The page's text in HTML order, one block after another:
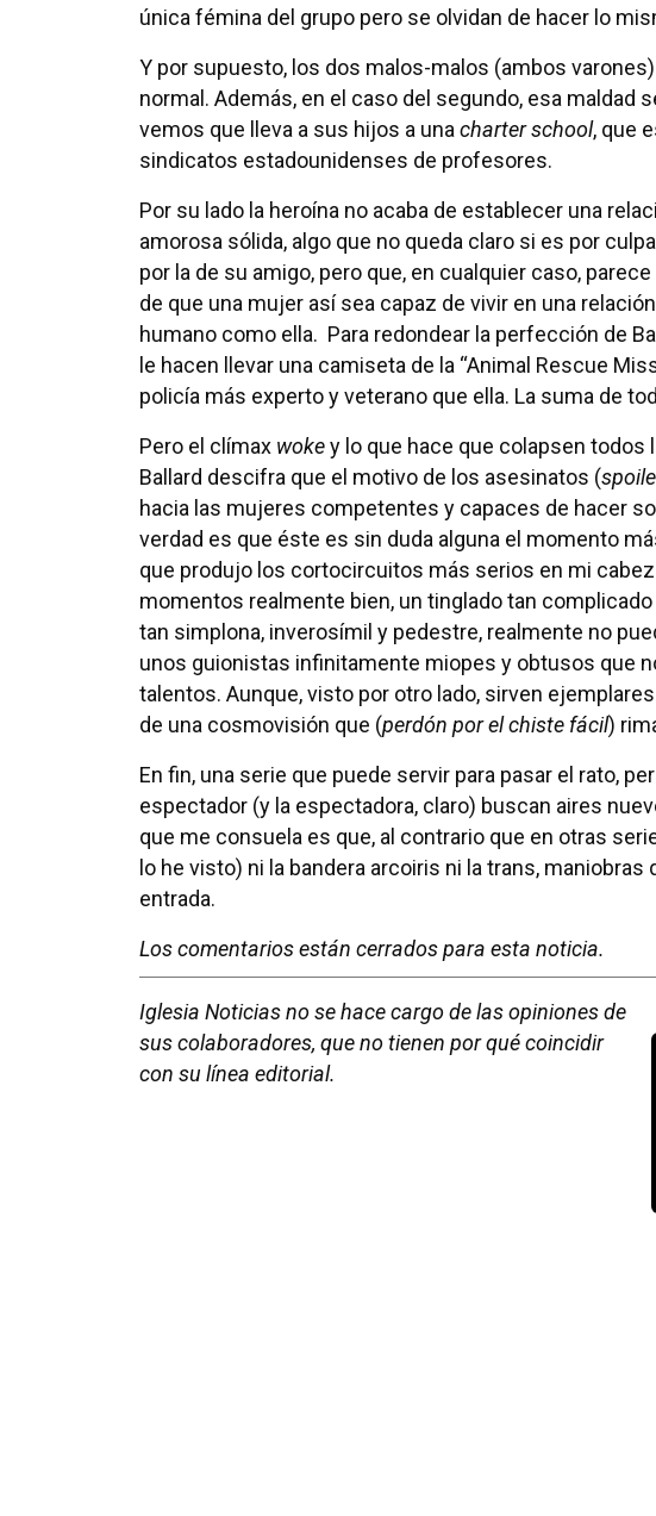
única fémina del grupo pero se olvidan de hacer lo
Y por supuesto, los dos malos-malos (ambos
normal. Además, en el caso del segundo, esa maldad
vemos que lleva a sus hijos a una charter school, que
sindicatos estadounidenses de profesores.
Por su lado la heroína no acaba de establecer una
amorosa sólida, algo que no queda claro si es por
por la de su amigo, pero que, en cualquier caso,
de que una mujer así sea capaz de vivir en una
humano como ella. Para redondear la perfección de
le hacen llevar una camiseta de la “Animal Rescue
policía más experto y veterano que ella. La suma de
Pero el clímax wokey lo que hace que colapsen
Ballard descifra que el motivo de los asesinatos (
hacia las mujeres competentes y capaces de hacer
verdad es que éste es sin duda alguna el momento
que produjo los cortocircuitos más serios en mi
momentos realmente bien, un tinglado tan
tan simplona, inverosímil y pedestre, realmente no
unos guionistas infinitamente miopes y obtusos que
talentos. Aunque, visto por otro lado, sirven
de una cosmovisión que (perdón por el chiste fácil)
En fin, una serie que puede servir para pasar el rato,
espectador (y la espectadora, claro) buscan aires
que me consuela es que, al contrario que en otras
lo he visto) ni la bandera arcoiris ni la trans, maniobras
entrada.
Los comentarios están cerrados para esta noticia.
Iglesia Noticias no se hace cargo de las opiniones de
sus colaboradores, que no tienen por qué coincidir
con su línea editorial.